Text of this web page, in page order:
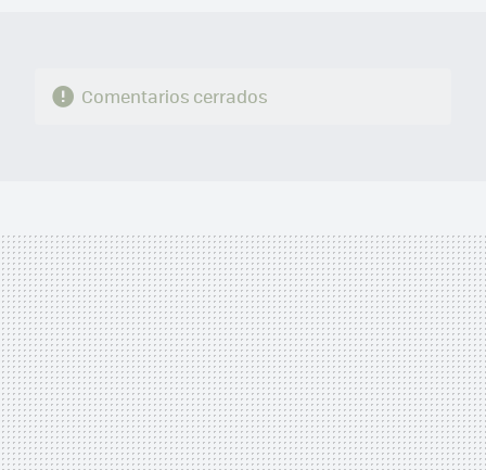
Comentarios cerrados